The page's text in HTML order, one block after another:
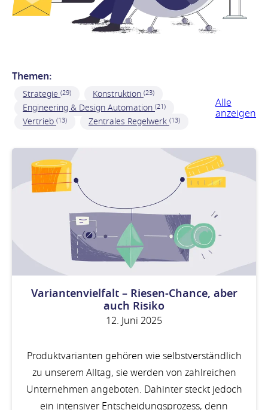
Themen:
Strategie (29) Konstruktion (23)
Engineering & Design Automation (21)
Vertrieb(13) Zentrales Regelwerk(13)
Alle
anzeigen
Variantenvielfalt – Riesen-Chance, aber
auch Risiko
12. Juni 2025
Produktvarianten gehören wie selbstverständlich
zu unserem Alltag, sie werden von zahlreichen
Unternehmen angeboten. Dahinter steckt jedoch
ein intensiver Entscheidungsprozess, denn